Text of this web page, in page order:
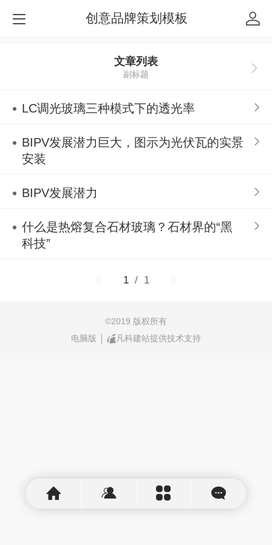
创意品牌策划模板
文章列表
副标题
LC调光玻璃三种模式下的透光率
BIPV发展潜力巨大，图示为光伏瓦的实景
安装
BIPV发展潜力
什么是热熔复合石材玻璃？石材界的“黑
科技”
1 / 1
©2019 版权所有
电脑版
凡科建站提供技术支持